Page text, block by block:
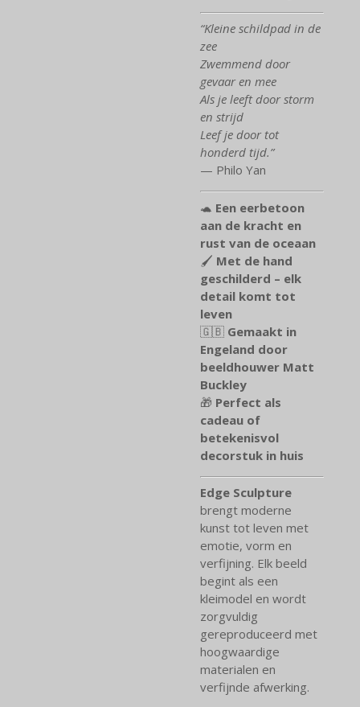
“Kleine schildpad in de
zee
Zwemmend door
gevaar en mee
Als je leeft door storm
en strijd
Leef je door tot
honderd tijd.”
— Philo Yan
🐢 Een eerbetoon
aan de kracht en
rust van de oceaan
🖌️ Met de hand
geschilderd – elk
detail komt tot
leven
🇬🇧 Gemaakt in
Engeland door
beeldhouwer Matt
Buckley
🎁 Perfect als
cadeau of
betekenisvol
decorstuk in huis
Edge Sculpture
brengt moderne
kunst tot leven met
emotie, vorm en
verfijning. Elk beeld
begint als een
kleimodel en wordt
zorgvuldig
gereproduceerd met
hoogwaardige
materialen en
verfijnde afwerking.